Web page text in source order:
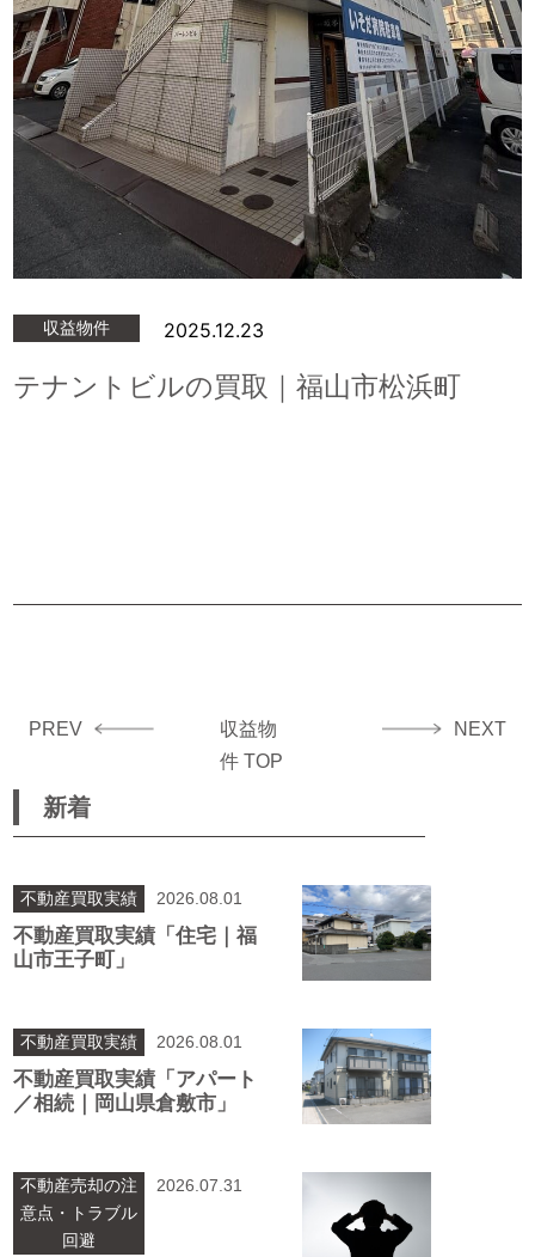
却
収益物件 2025.12.23
テナントビルの買取｜福山市松浜町
PREV
収益物
件 TOP
NEXT
新着
不動産買取実績 2026.08.01
不動産買取実績「住宅｜福
山市王子町」
不動産買取実績 2026.08.01
不動産買取実績「アパート
／相続｜岡山県倉敷市」
不動産売却の注
意点・トラブル
回避
2026.07.31